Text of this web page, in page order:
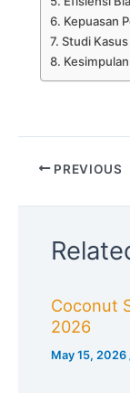
Kepuasan
Studi
Kesimpulan
PREVIOUS
Coconut
2026
May 15, 2026